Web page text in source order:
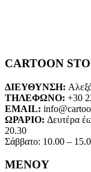
CARTOON
ΔΙΕΥΘΥΝΣΗ:
ΤΗΛΕΦΩΝΟ: +30
EMAIL:
ΩΡΑΡΙΟ: Δευτέρα
20.30
Σάββατο: 10.00 –
ΜΕΝΟΥ